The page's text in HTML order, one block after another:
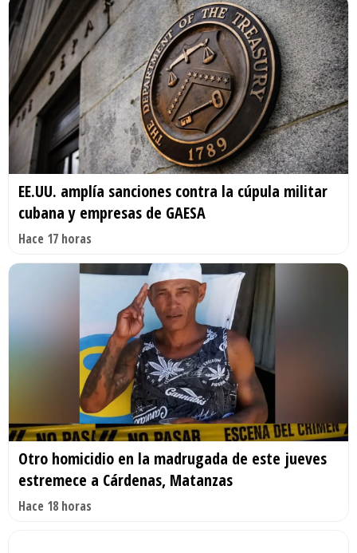
EE.UU. amplía sanciones contra la cúpula militar
cubana y empresas de GAESA
Hace 17 horas
Otro homicidio en la madrugada de este jueves
estremece a Cárdenas, Matanzas
Hace 18 horas